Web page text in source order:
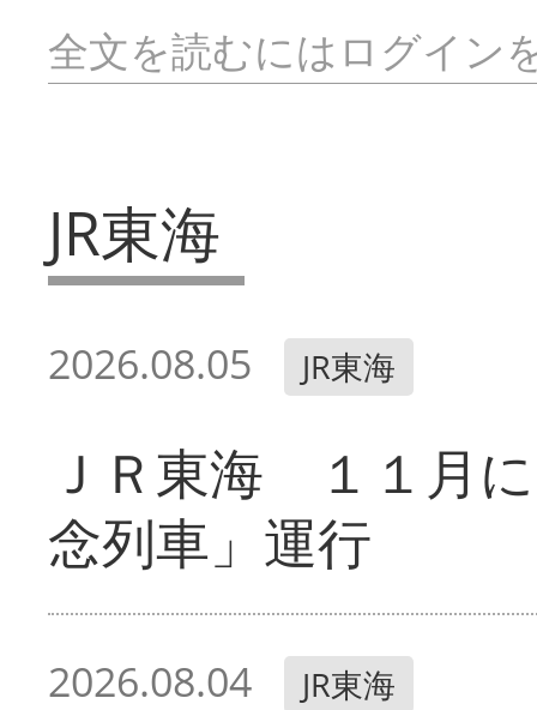
全文を読むにはログイン
JR東海
2026.08.05 JR東海
ＪＲ東海 １１月
念列車」運行
2026.08.04 JR東海